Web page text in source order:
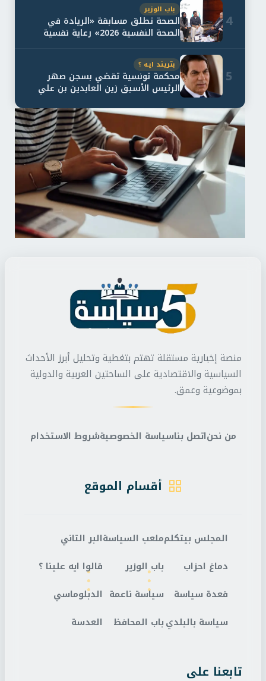
4
باب الوزير
الصحة تطلق مسابقة «الريادة في
الصحة النفسية 2026» رعاية نفسية
5
بتريند ايه ؟
محكمة تونسية تقضي بسجن صهر
الرئيس الأسبق زين العابدين بن علي
منصة إخبارية مستقلة تهتم بتغطية وتحليل أبرز الأحداث
السياسية والاقتصادية على الساحتين العربية والدولية
بموضوعية وعمق.
من نحناتصل بناسياسة الخصوصيةشروط الاستخدام
أقسام الموقع
المجلس بيتكلم
دماغ احزاب
قعدة سياسة
سياسة بالبلدي
ملعب السياسة
باب الوزير
سياسة ناعمة
باب المحافظ
البر التاني
قالوا ايه علينا ؟
الدبلوماسي
العدسة
تابعنا على